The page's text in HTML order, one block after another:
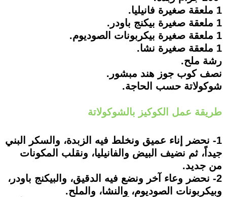
1 ملعقة صغيرة فانيليا.
1 ملعقة صغيرة بيكنج باودر.
1 ملعقة صغيرة بيكربونات الصوديوم.
1 ملعقة صغيرة نشا.
رشة ملح.
نصف كوب جوز هند مبشور.
شوكولاتة حسب الحاجة.
طريقة عمل الكوكيز بالشوكولاتة
1- نحضر إناء عميق ونخلط فيه الزبدة، والسكر البني
جيداً، ثم نضيف البيض والفانيليا، ونقلب المكونات
من جديد.
2- نحضر وعاء آخر ونضع فيه الدقيق، والبيكنج باودر،
وبيكربونات الصوديوم، والنشا، والملح.